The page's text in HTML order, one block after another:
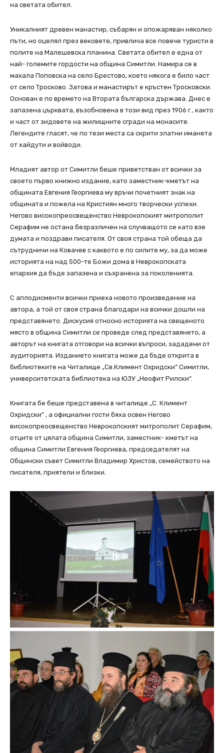
на светата обител.
Уникалният древен манастир, събарян и опожаряван няколко
пъти, но оцелял през вековете, привлича все повече туристи в
полите на Малешевска планина. Светата обител е една от
най- големите гордости на община Симитли. Намира се в
махала Поповска на село Брестово, което някога е било част
от село Тросково. Затова и манастирът е кръстен Тросковски.
Основан е по времето на Втората българска държава. Днес е
запазена църквата, възобновена в този вид през 1906 г., както
и част от зидовете на жилищните сгради на монасите.
Легендите гласят, че по тези места са скрити златни иманета
от хайдути и войводи.
Младият автор от Симитли беше приветстван от всички за
своето първо книжно издание, като заместник-кметът на
общината Евгения Георгиева му връчи почетният знак на
общината и пожела на Кристиян много творчески успехи.
Негово високопреосвещенство Неврокопският митрополит
Серафим не остана безразличен на случващото се като взе
думата и поздрави писателя. От своя страна той обеща да
сътрудничи на Ковачев с каквото е по силите му, за да може
историята на над 500-те Божи дома в Неврокопската
епархия да бъде запазена и съхранена за поколенията.
С аплодисменти всички приеха новото произведение на
автора, а той от своя страна благодари на всички дошли на
представянето. Дискусия относно историята на свещеното
място в община Симитли се проведе след представянето, а
авторът на книгата отговори на всички въпроси, зададени от
аудиторията. Изданието книгата може да бъде открита в
библиотеките на Читалище „Св.Климент Охридски“ Симитли,
университетската библиотека на ЮЗУ „Неофит Рилски“.
Книгата бе беше представена в читалище „С. Климент
Охридски” , а официални гости бяха освен Негово
високопреосвещенство Неврокопският митрополит Серафим,
отците от цялата община Симитли, заместник- кметът на
община Симитли Евгения Георгиева, председателят на
Общински съвет Симитли Владимир Христов, семейството на
писателя, приятели и близки.